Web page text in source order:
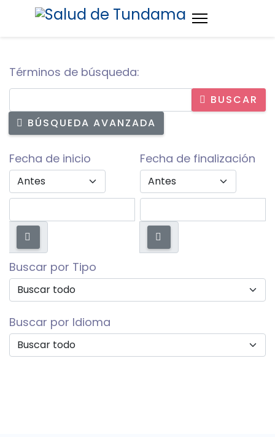
Términos de búsqueda:
BUSCAR
BÚSQUEDA AVANZADA
Fecha de inicio
Start Date Operator
Fecha de finalización
End Date Operator
Buscar por Tipo
Buscar por Idioma